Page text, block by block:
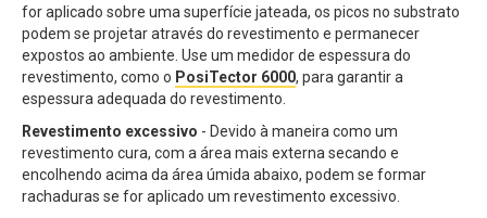
for aplicado sobre uma superfície jateada, os picos no substrato
podem se projetar através do revestimento e permanecer
expostos ao ambiente. Use um medidor de espessura do
revestimento, como o PosiTector 6000, para garantir a
espessura adequada do revestimento.
Revestimento excessivo - Devido à maneira como um
revestimento cura, com a área mais externa secando e
encolhendo acima da área úmida abaixo, podem se formar
rachaduras se for aplicado um revestimento excessivo.